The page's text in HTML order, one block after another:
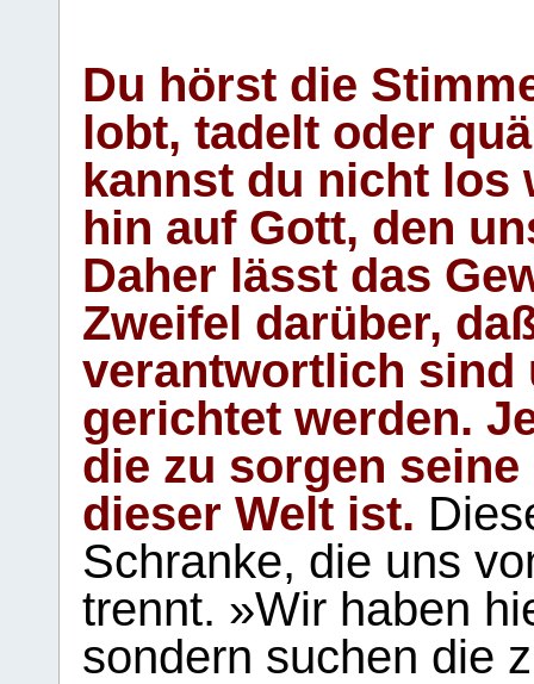
Du hörst die
lobt, tadelt oder
kannst du nicht los
hin auf Gott, den
Daher lässt das
Zweifel darüber,
verantwortlich sind
gerichtet werden.
die zu sorgen
dieser Welt ist.
Schranke, die uns
trennt. »Wir haben
sondern suchen die